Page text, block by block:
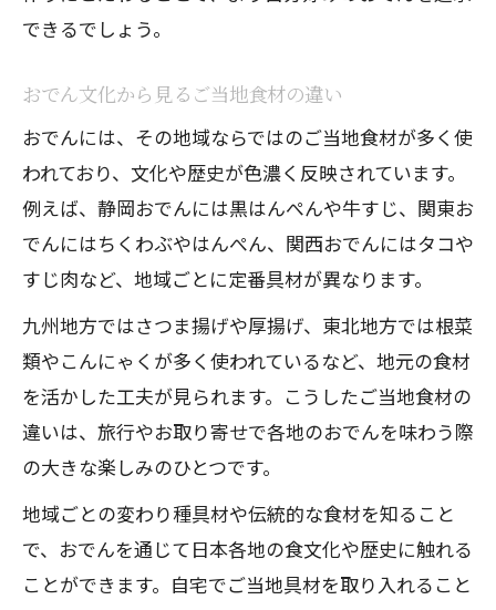
できるでしょう。
おでん文化から見るご当地食材の違い
おでんには、その地域ならではのご当地食材が多く使
われており、文化や歴史が色濃く反映されています。
例えば、静岡おでんには黒はんぺんや牛すじ、関東お
でんにはちくわぶやはんぺん、関西おでんにはタコや
すじ肉など、地域ごとに定番具材が異なります。
九州地方ではさつま揚げや厚揚げ、東北地方では根菜
類やこんにゃくが多く使われているなど、地元の食材
を活かした工夫が見られます。こうしたご当地食材の
違いは、旅行やお取り寄せで各地のおでんを味わう際
の大きな楽しみのひとつです。
地域ごとの変わり種具材や伝統的な食材を知ること
で、おでんを通じて日本各地の食文化や歴史に触れる
ことができます。自宅でご当地具材を取り入れること